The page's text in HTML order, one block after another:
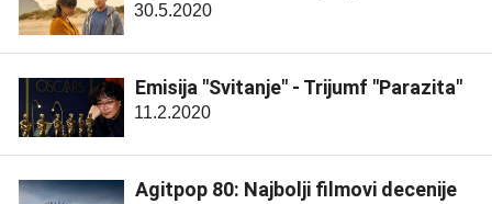
30.5.2020
Emisija "Svitanje" - Trijumf "Parazita"
11.2.2020
Agitpop 80: Najbolji filmovi decenije